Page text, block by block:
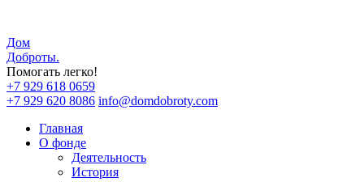
Дом
Доброты.
Помогать легко!
+7 929 618 0659
+7 929 620 8086 info@domdobroty.com
Главная
О фонде
Деятельность
История